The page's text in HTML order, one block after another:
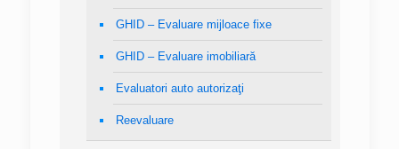
GHID – Evaluare mijloace fixe
GHID – Evaluare imobiliară
Evaluatori auto autorizaţi
Reevaluare